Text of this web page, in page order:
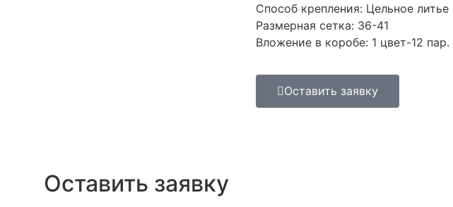
Способ крепления: Цельное литье
Размерная сетка: 36-41
Вложение в коробе: 1 цвет-12 пар.
Оставить заявку
Оставить заявку